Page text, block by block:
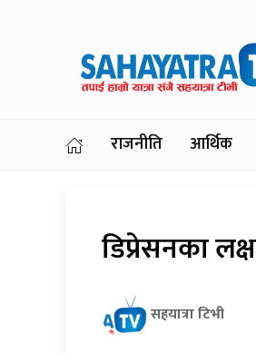
राजनीति आर्थिक
डिप्रेसनका
सहयात्रा टिभी